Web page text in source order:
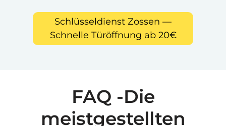
Schlüsseldienst Zossen —
Schnelle Türöffnung ab 20€
FAQ -Die
meistgestellten